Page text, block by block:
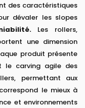
des caractéristiques
dévaler les slopes
Les rollers,
une dimension
produit présente
le carving agile des
permettant aux
le mieux à
et environnements